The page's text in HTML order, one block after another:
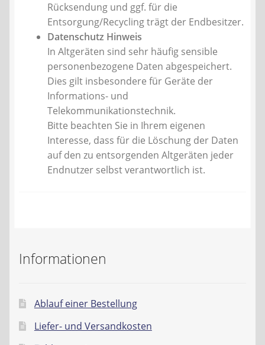
Rücksendung und ggf. für die
Entsorgung/Recycling trägt der Endbesitzer.
Datenschutz Hinweis
In Altgeräten sind sehr häufig sensible
personenbezogene Daten abgespeichert.
Dies gilt insbesondere für Geräte der
Informations- und
Telekommunikationstechnik.
Bitte beachten Sie in Ihrem eigenen
Interesse, dass für die Löschung der Daten
auf den zu entsorgenden Altgeräten jeder
Endnutzer selbst verantwortlich ist.
Informationen
Ablauf einer Bestellung
Liefer- und Versandkosten